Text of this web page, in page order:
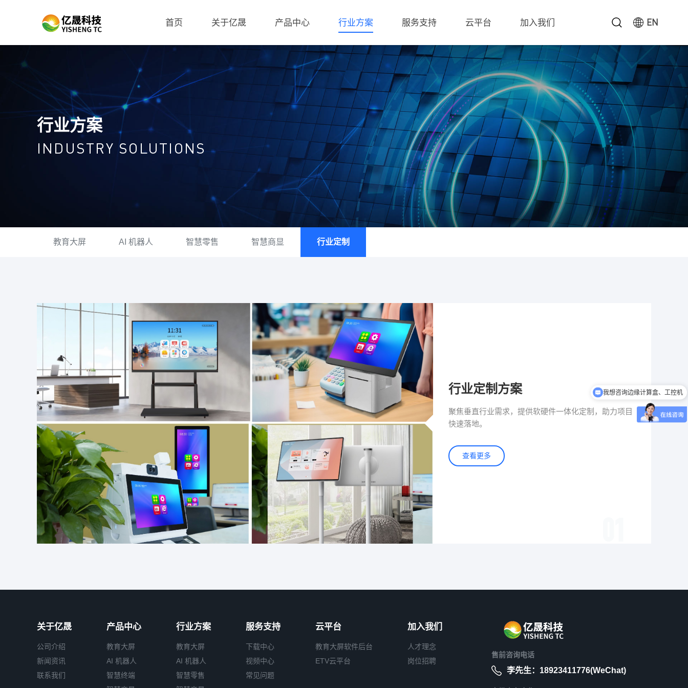
EN
首页 关于亿晟 产品中心 行业方案 服务支持 云平台 加入我们
行业方案
INDUSTRY SOLUTIONS
教育大屏 AI 机器人 智慧零售 智慧商显 行业定制
行业定制方案
聚焦垂直行业需求，提供软硬件一体化定制，助力项目
快速落地。
查看更多
关于亿晟
公司介绍
新闻资讯
联系我们
产品中心
教育大屏
AI 机器人
智慧终端
行业方案
教育大屏
AI 机器人
智慧零售
服务支持
下载中心
视频中心
常见问题
云平台
教育大屏软件后台
ETV云平台
加入我们
人才理念
岗位招聘
售前咨询电话
李先生：18923411776(WeChat)
我想咨询边缘计算盒、工控机
我想咨询信息发布盒